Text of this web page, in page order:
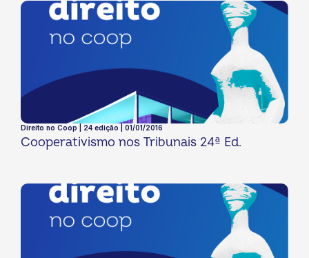
Direito no Coop | 24 edição | 01/01/2016
Cooperativismo nos Tribunais 24ª Ed.